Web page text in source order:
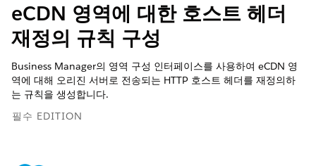
eCDN 영역에 대한 호스트 헤더
재정의 규칙 구성
Business Manager의 영역 구성 인터페이스를 사용하여 eCDN 영
역에 대해 오리진 서버로 전송되는 HTTP 호스트 헤더를 재정의하
는 규칙을 생성합니다.
필수 EDITION